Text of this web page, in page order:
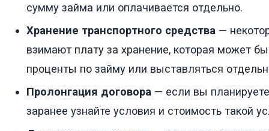
сумму займа или оплачивается отдельно.
Хранение транспортного средства —
взимают плату за хранение, которая может
проценты по займу или выставляться
Пролонгация договора — если вы
заранее узнайте условия и стоимость такой